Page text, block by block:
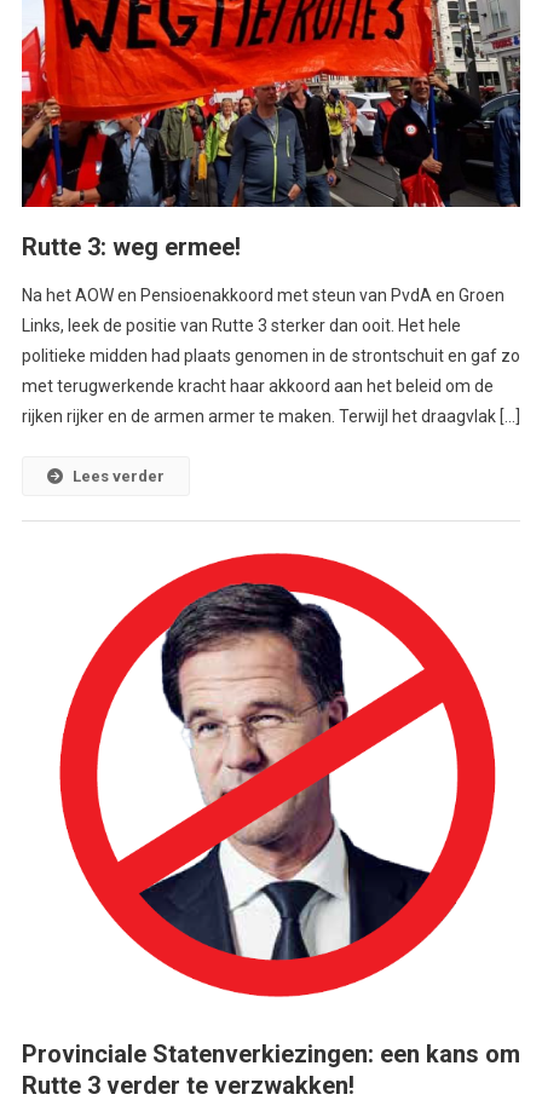
Rutte 3: weg ermee!
Na het AOW en Pensioenakkoord met steun van PvdA en Groen
Links, leek de positie van Rutte 3 sterker dan ooit. Het hele
politieke midden had plaats genomen in de strontschuit en gaf zo
met terugwerkende kracht haar akkoord aan het beleid om de
rijken rijker en de armen armer te maken. Terwijl het draagvlak […]
Lees verder
Provinciale Statenverkiezingen: een kans om
Rutte 3 verder te verzwakken!